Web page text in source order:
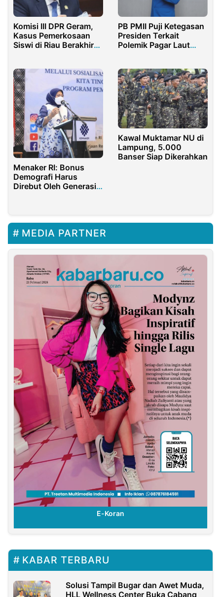
Komisi III DPR Geram,
Kasus Pemerkosaan
Siswi di Riau Berakhir
PB PMII Puji Ketegasan
Presiden Terkait
Polemik Pagar Laut
Menaker RI: Bonus
Demografi Harus
Direbut Oleh Generasi
Kawal Muktamar NU di
Lampung, 5.000
Banser Siap Dikerahkan
MEDIA PARTNER
E-Koran
KABAR TERBARU
Solusi Tampil Bugar dan Awet Muda,
HLL Wellness Center Buka Cabang